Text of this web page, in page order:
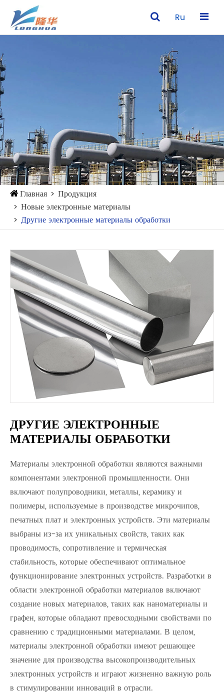
Ru
Главная
Продукция
Новые электронные материалы
Другие электронные материалы обработки
ДРУГИЕ ЭЛЕКТРОННЫЕ
МАТЕРИАЛЫ ОБРАБОТКИ
Материалы электронной обработки являются важными
компонентами электронной промышленности. Они
включают полупроводники, металлы, керамику и
полимеры, используемые в производстве микрочипов,
печатных плат и электронных устройств. Эти материалы
выбраны из-за их уникальных свойств, таких как
проводимость, сопротивление и термическая
стабильность, которые обеспечивают оптимальное
функционирование электронных устройств. Разработки в
области электронной обработки материалов включают
создание новых материалов, таких как наноматериалы и
графен, которые обладают превосходными свойствами по
сравнению с традиционными материалами. В целом,
материалы электронной обработки имеют решающее
значение для производства высокопроизводительных
электронных устройств и играют жизненно важную роль
в стимулировании инноваций в отрасли.